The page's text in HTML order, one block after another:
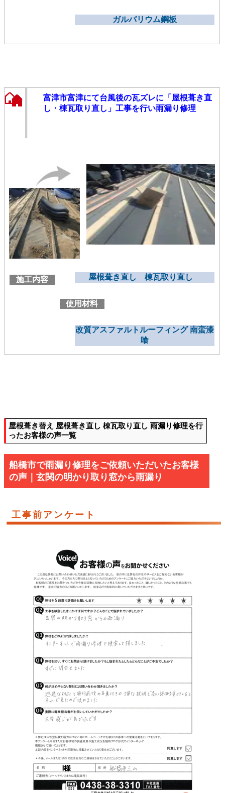
ガルバリウム鋼板
富津市富津にて台風後の瓦ズレに「屋根葺き直
し・棟瓦取り直し」工事を行い雨漏り修理
施工内容 屋根葺き直し 棟瓦取り直し
使用材料
改質アスファルトルーフィング 南蛮漆
喰
屋根葺き替え 屋根葺き直し 棟瓦取り直し 雨漏り修理を行
ったお客様の声一覧
船橋市で雨漏り修理をご依頼いただいたお客様
の声｜玄関の明かり取り窓から雨漏り
工事前アンケート